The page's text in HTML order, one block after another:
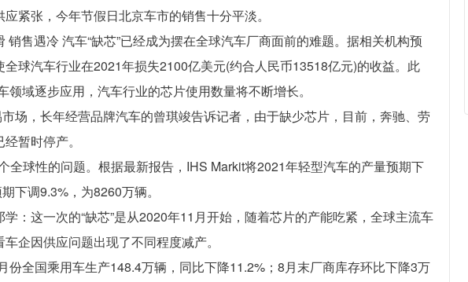
紧张，今年节假日北京车市的销售十分平淡。
售遇冷 汽车“缺芯”已经成为摆在全球汽车厂商面前的难题。据相关机构预
球汽车行业在2021年损失2100亿美元(约合人民币13518亿元)的收益。此
域逐步应用，汽车行业的芯片使用数量将不断增长。
，长年经营品牌汽车的曾琪竣告诉记者，由于缺少芯片，目前，奔驰、劳
暂时停产。
球性的问题。根据最新报告，IHS Markit将2021年轻型汽车的产量预期下
下调9.3%，为8260万辆。
：这一次的“缺芯”是从2020年11月开始，随着芯片的产能吃紧，全球主流车
企因供应问题出现了不同程度减产。
全国乘用车生产148.4万辆，同比下降11.2%；8月末厂商库存环比下降3万